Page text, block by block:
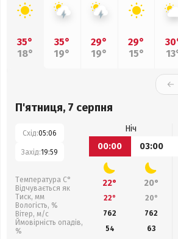
35°
18°
35°
19°
29°
19°
29°
15°
П'ятниця, 7 серпня
Схід:05:06
Захід:19:59
Температура С°
Відчувається як
Тиск, мм
Вологість, %
Вітер, м/с
Ймовірність опадів,
%
Ніч
00:00
03:00
22° 20°
22° 20°
762
762
54
63